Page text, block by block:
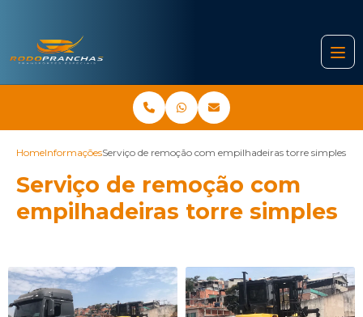
HomeInformaçõesServiço de remoção com empilhadeiras torre simples
Serviço de remoção com
empilhadeiras torre simples